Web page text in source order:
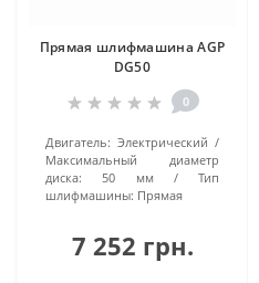
Прямая шлифмашина AGP
DG50
0
Двигатель: Электрический
Максимальный диаметр
диска:
50 мм
Тип
шлифмашины: Прямая
7 252 грн.